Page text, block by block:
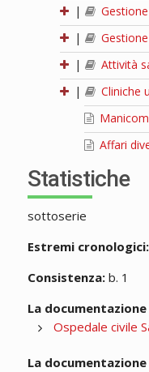
|
|
|
Attività
|
Cliniche
Affari
Statistiche
sottoserie
Estremi cronologici:
Consistenza:b. 1
La
Ospedale civile
La